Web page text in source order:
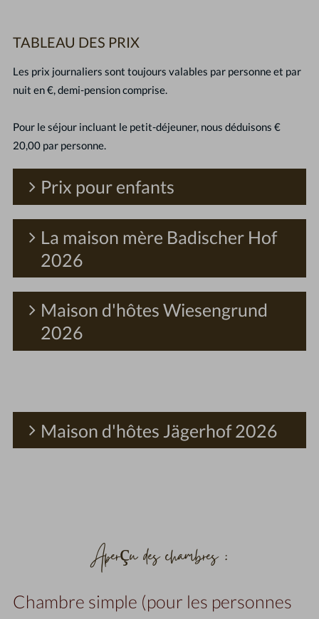
TABLEAU DES PRIX
Les prix journaliers sont toujours valables par personne et par
nuit en €, demi-pension comprise.
Pour le séjour incluant le petit-déjeuner, nous déduisons €
20,00 par personne.
Prix pour enfants
La maison mère Badischer Hof
2026
Maison d'hôtes Wiesengrund
2026
Maison d'hôtes Jägerhof 2026
Aperçu des chambres :
Chambre simple (pour les personnes